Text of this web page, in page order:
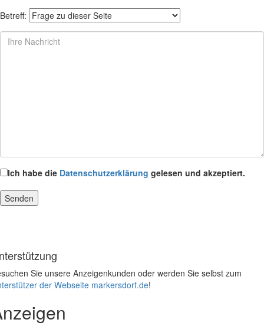
Betreff:
Ich habe die Datenschutzerklärung gelesen und akzeptiert.
Sie unsere Anzeigenkunden oder werden Sie selbst zum
der Webseite markersdorf.de!